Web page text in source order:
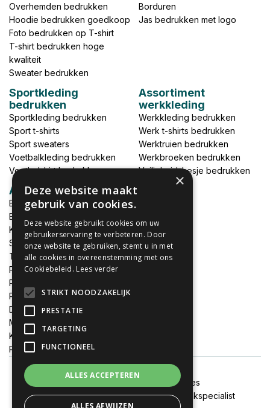
Overhemden bedrukken
Hoodie bedrukken goedkoop
Foto bedrukken op T-shirt
T-shirt bedrukken hoge
kwaliteit
Sweater bedrukken
Borduren
Jas bedrukken met logo
Sportkleding
bedrukken
Sportkleding bedrukken
Sport t-shirts
Sport sweaters
Voetbalkleding bedrukken
Voetbalshirt bedrukken
Assortiment
werkkleding
Werkkleding bedrukken
Werk t-shirts bedrukken
Werktruien bedrukken
Werkbroeken bedrukken
Veiligheidshesje bedrukken
Accessoires
Babykleding bedrukken
Broek bedrukken
Kapmantels bedrukken
Schort bedrukken
Tas bedrukken
Relatieschenken
Petten bedrukken
Petten borduren
DTF print per meter
MEGADEALS
Keukenschort bedrukken
Promotiemateriaal bedrukken
Cookies
Onze websites:FixJeSticker|Spandoekspecialist
×
Deze website maakt
gebruik van cookies.
Deze website gebruikt cookies om uw
gebruikerservaring te verbeteren. Door
onze website te gebruiken, stemt u in met
alle cookies in overeenstemming met ons
Cookiebeleid. Lees verder
STRIKT NOODZAKELIJK
PRESTATIE
TARGETING
FUNCTIONEEL
ALLES ACCEPTEREN
ALLES AFWIJZEN